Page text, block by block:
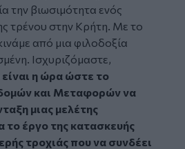
την βιωσιμότητα ενός
τρένου στην Κρήτη. Με το
από μια φιλοδοξία
Ισχυριζόμαστε,
η ώρα ώστε το
και Μεταφορών να
μιας μελέτης
το έργο της κατασκευής
τροχιάς που να συνδέει